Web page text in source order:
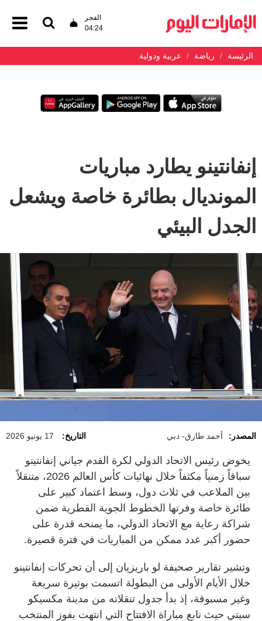
الفجر
04:24
الرئيسة رياضة عربية ودولية
إنفانتينو يطارد مباريات
المونديال بطائرة خاصة ويشعل
الجدل البيئي
المصدر: أحمد طارق- دبي التاريخ: 17 يونيو 2026
يخوض رئيس الاتحاد الدولي لكرة القدم جياني إنفانتينو
سباقاً زمنياً مكثفاً خلال نهائيات كأس العالم 2026، متنقلاً
بين الملاعب في ثلاث دول، وسط اعتماد كبير على
طائرة خاصة وفرتها الخطوط الجوية القطرية ضمن
شراكة رعاية مع الاتحاد الدولي، ما يمنحه قدرة على
حضور أكبر عدد ممكن من المباريات في فترة قصيرة.
وتشير تقارير صحيفة لو باريزيان إلى أن تحركات إنفانتينو
خلال الأيام الأولى من البطولة اتسمت بوتيرة سريعة
وغير مسبوقة، إذ بدأ جدول تنقلاته من مدينة مكسيكو
سيتي حيث تابع مباراة الافتتاح التي انتهت بفوز المنتخب